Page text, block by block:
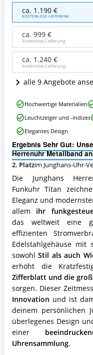
Junghans
Herrenuhr
Metallband
analog-
digital
Funkuhr
Titan
Angebote:
Wo
ist
Junghans-
Uhr
erhältlich?
ca. 1.190 €
KOSTENLOSE LIEFERUNG
ca. 999 €
kostenlose Lieferung
ca. 1.240 €
kostenlose Lieferung
alle 9 Angebote
Ergebnis Sehr Gut:
Herrenuhr Metallband
2. Platzim Junghans-Uhr-
Die Junghans
Funkuhr Titan
Eleganz und
allem ihr
das weltweit eine
effizienten
Edelstahlgehäuse mit
sowohlStil als auch
erhöht die
Zifferblatt und die
sorgen. Dieser
Innovation und ist
deinem persönlichen
überlegenes Design
einer
Uhrensammlung.
Junghans
Herrenuhr
Metallband
analog-
digital
Funkuhr
Titan
Vorteile:
Was
spricht
für
diese
Junghans-
Uhr?
Hochwertige Materialien
Leuchtzeiger und -indizes
Elegantes Design